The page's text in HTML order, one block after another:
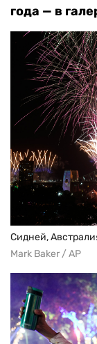
года — в
Сидней,
Mark Baker / AP